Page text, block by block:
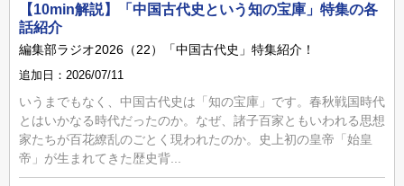
【10min解説】「中国古代史という知の宝庫」特集の各
話紹介
編集部ラジオ2026（22）「中国古代史」特集紹介！
追加日：2026/07/11
いうまでもなく、中国古代史は「知の宝庫」です。春秋戦国時代
とはいかなる時代だったのか。なぜ、諸子百家ともいわれる思想
家たちが百花繚乱のごとく現われたのか。史上初の皇帝「始皇
帝」が生まれてきた歴史背...